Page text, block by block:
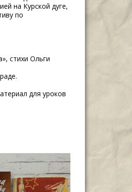
на Курской дуге,
по
стихи Ольги
для уроков